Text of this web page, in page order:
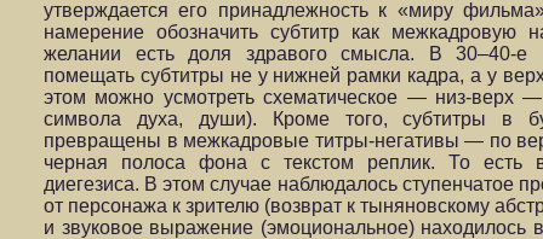
утверждается его принадлежность к «миру
намерение обозначить субтитр как межкадровую
желании есть доля здравого смысла. В 30–40-е
помещать субтитры не у нижней рамки кадра, а у
этом можно усмотреть схематическое — низ-верх
символа духа, души). Кроме того, субтитры в
превращены в межкадровые титры-негативы — по
черная полоса фона с текстом реплик. То есть
диегезиса. В этом случае наблюдалось ступенчатое
от персонажа к зрителю (возврат к тыняновскому
и звуковое выражение (эмоциональное) находилось